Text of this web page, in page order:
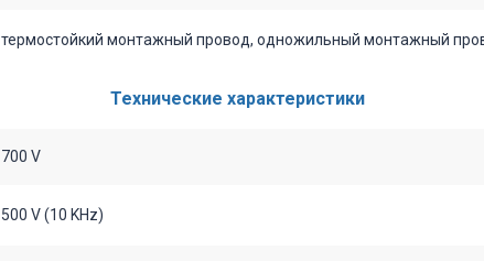
термостойкий монтажный провод, одножильный монтажный
Технические характеристики
700 V
500 V (10 KHz)